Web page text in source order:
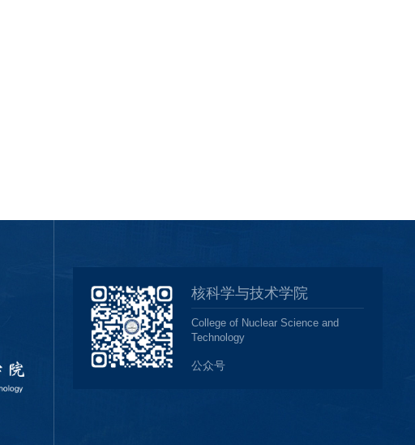
核科学与技术学院
College of Nuclear Science and
Technology
公众号